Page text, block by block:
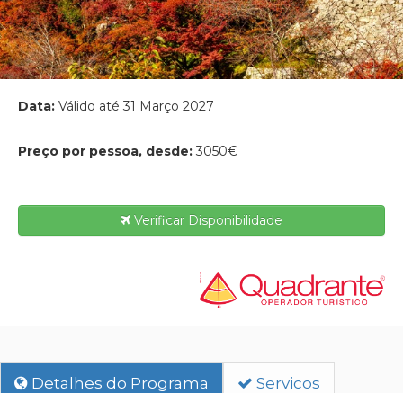
Data: Válido até 31 Março 2027
Preço por pessoa, desde: 3050€
Verificar Disponibilidade
Detalhes do Programa Servicos